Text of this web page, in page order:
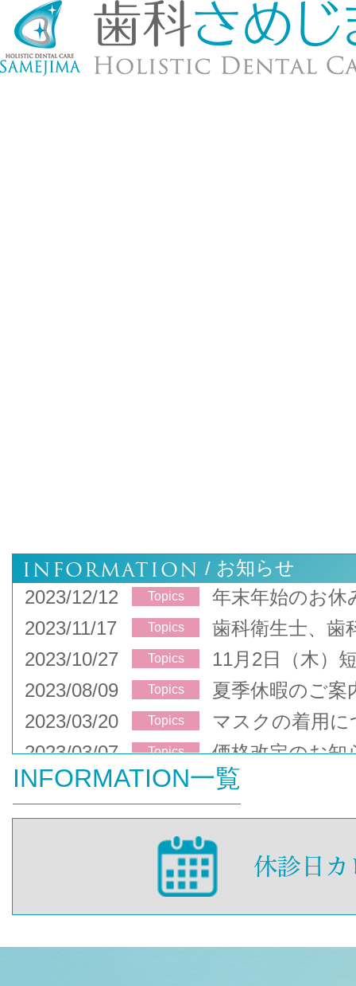
INFORMATION / お知らせ
2023/12/12
Topics
年末年始のお休
2023/11/17
Topics
歯科衛生士、歯
2023/10/27
Topics
11月2日（木）
2023/08/09
Topics
夏季休暇のご案
2023/03/20
Topics
マスクの着用に
2023/03/07
Topics 価格改定のお知
INFORMATION一覧